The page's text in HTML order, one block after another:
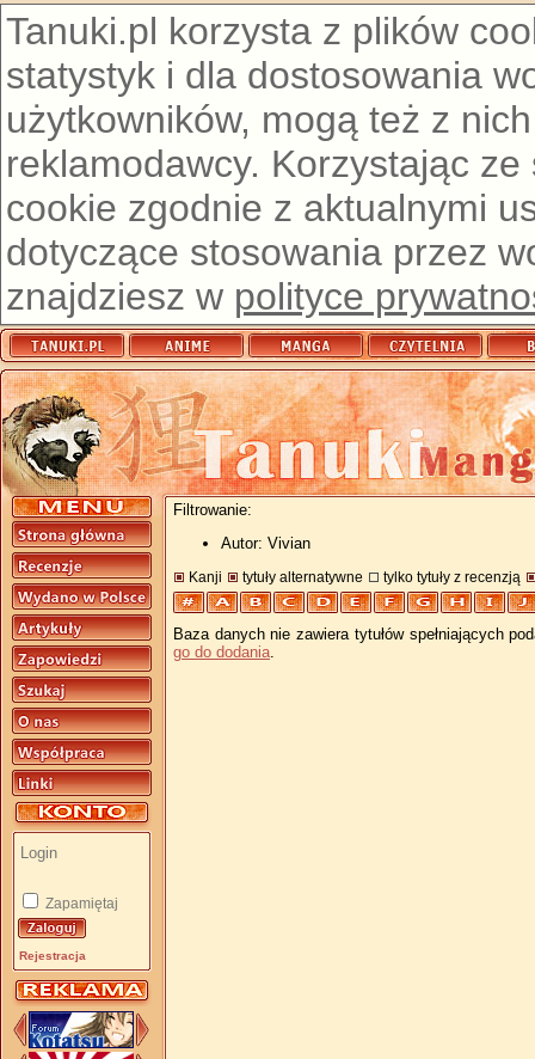
Tanuki.pl korzysta z plików
statystyk i dla dostosowania
użytkowników, mogą też z
reklamodawcy. Korzystając
cookie zgodnie z aktualnymi
dotyczące stosowania przez
znajdziesz w polityce
Zapamiętaj
Rejestracja
Filtrowanie:
Autor: Vivian
Kanji tytuły alternatywne tylko tytuły z recenzją
Baza danych nie zawiera tytułów spełniających
go do dodania.